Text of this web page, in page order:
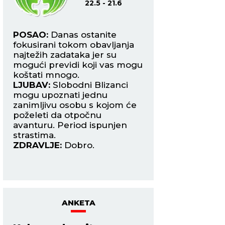
22.5 - 21.6
POSAO: Danas ostanite
fokusirani tokom obavljanja
najtežih zadataka jer su
mogući previdi koji vas mogu
koštati mnogo.
LJUBAV: Slobodni Blizanci
mogu upoznati jednu
zanimljivu osobu s kojom će
poželeti da otpočnu
avanturu. Period ispunjen
strastima.
ZDRAVLJE: Dobro.
ANKETA